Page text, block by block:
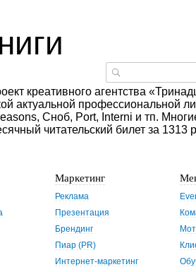
креативного агентства
актуальной профессиональной
Сноб, Port, Interni и тп.
читательский билет за
Маркетинг
Реклама
Презентация
Брендинг
Пиар (PR)
Интернет-маркетинг